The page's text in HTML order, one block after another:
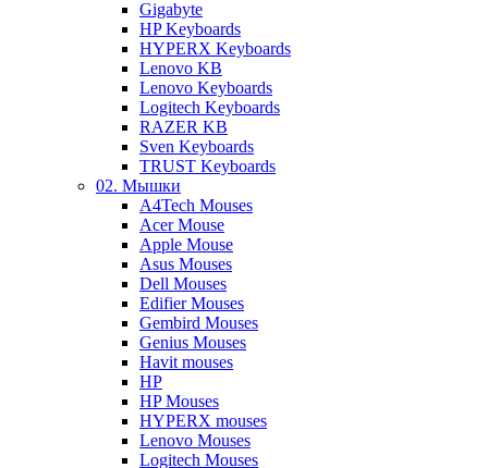
Gigabyte
HP Keyboards
HYPERX Keyboards
Lenovo KB
Lenovo Keyboards
Logitech Keyboards
RAZER KB
Sven Keyboards
TRUST Keyboards
02. Мышки
A4Tech Mouses
Acer Mouse
Apple Mouse
Asus Mouses
Dell Mouses
Edifier Mouses
Gembird Mouses
Genius Mouses
Havit mouses
HP
HP Mouses
HYPERX mouses
Lenovo Mouses
Logitech Mouses